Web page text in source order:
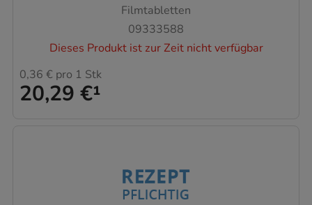
Filmtabletten
09333588
Dieses Produkt ist zur Zeit nicht verfügbar
20,29 €¹
0,36 € pro 1 Stk